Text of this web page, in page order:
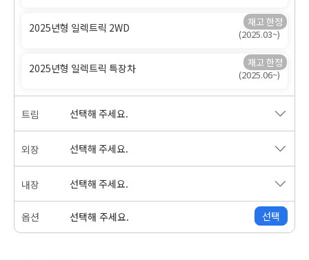
2025년형 일렉트릭 2WD (2025.03~)
2025년형 일렉트릭 특장차 (2025.06~)
트림 선택해 주세요.
외장 선택해 주세요.
내장 선택해 주세요.
옵션 선택해 주세요. 선택